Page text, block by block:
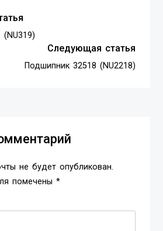
Следующая статья
Подшипник 32518 (NU2218)
не будет опубликован.
помечены *